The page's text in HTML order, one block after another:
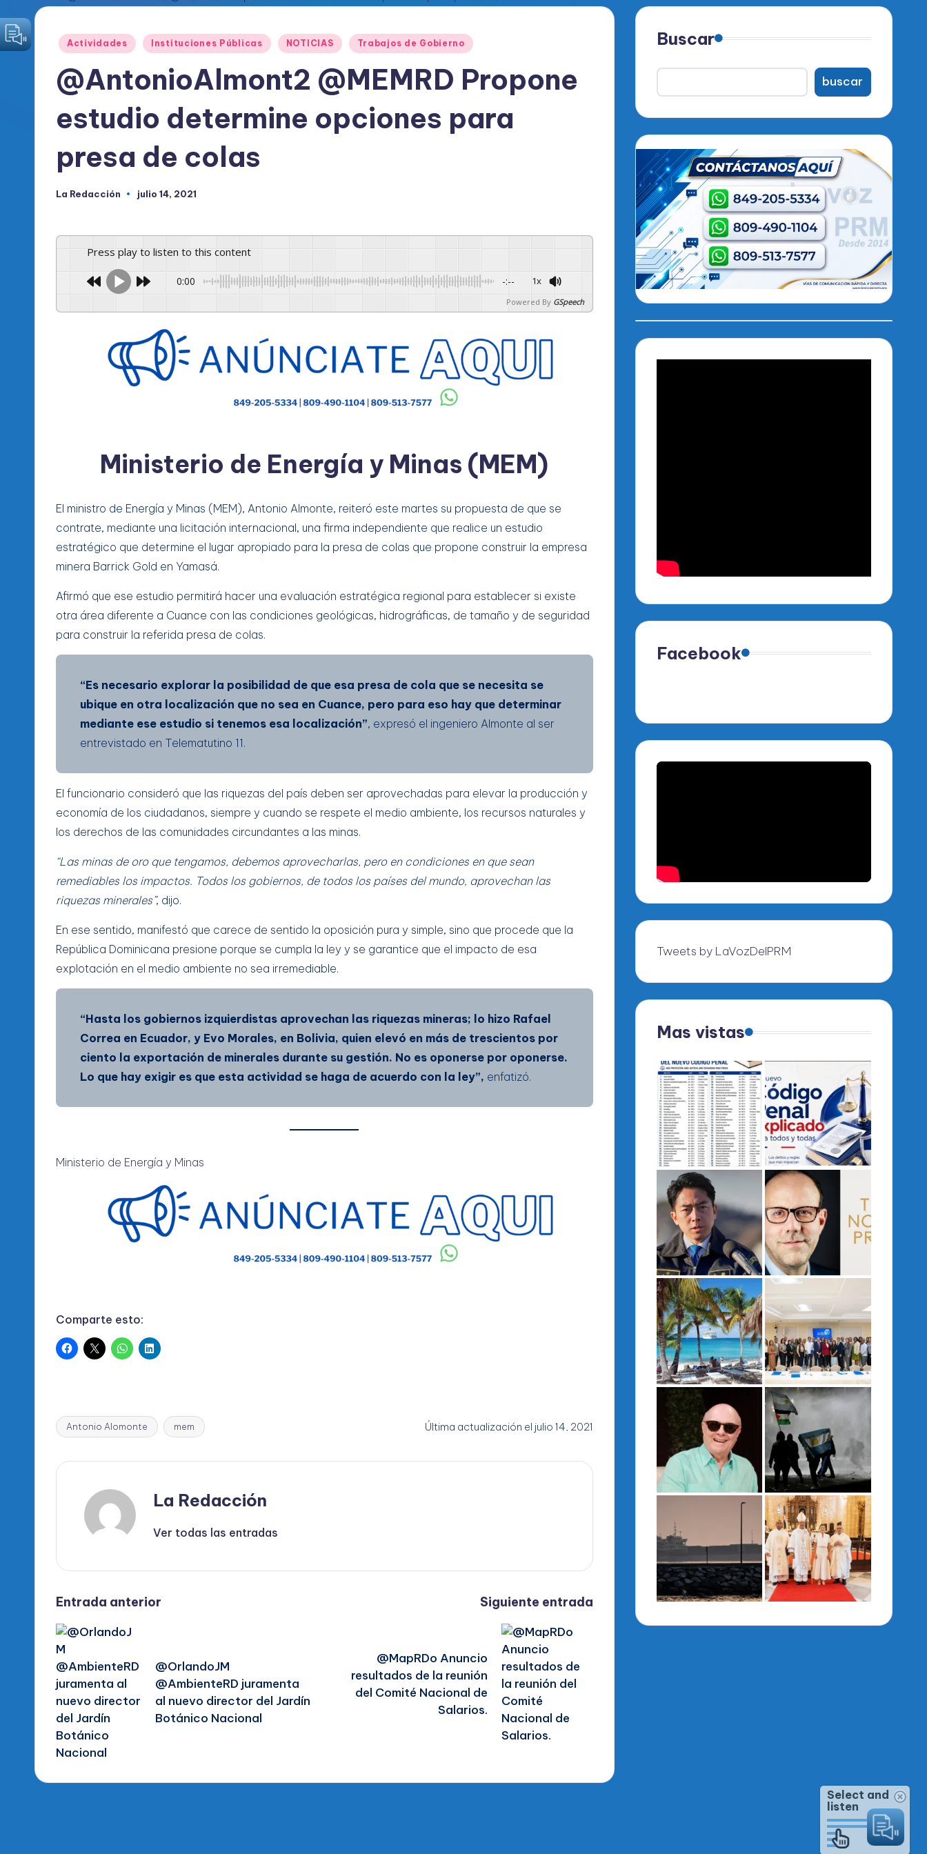
O
Publicado
Actividades Instituciones Públicas NOTICIAS Trabajos de Gobierno
@AntonioAlmont2 @MEMRD Propone
estudio determine opciones para
presa de colas
Publicado
La Redacción julio 14, 2021
Press play to listen to this content
0:00 -:-- 1x
Powered By GSpeech
Ministerio de Energía y Minas (MEM)
El ministro de Energía y Minas (MEM), Antonio Almonte, reiteró este martes su propuesta de que se
contrate, mediante una licitación internacional, una firma independiente que realice un estudio
estratégico que determine el lugar apropiado para la presa de colas que propone construir la empresa
minera Barrick Gold en Yamasá.
Afirmó que ese estudio permitirá hacer una evaluación estratégica regional para establecer si existe
otra área diferente a Cuance con las condiciones geológicas, hidrográficas, de tamaño y de seguridad
para construir la referida presa de colas.
“Es necesario explorar la posibilidad de que esa presa de cola que se necesita se
ubique en otra localización que no sea en Cuance, pero para eso hay que determinar
mediante ese estudio si tenemos esa localización”, expresó el ingeniero Almonte al ser
entrevistado en Telematutino 11.
El funcionario consideró que las riquezas del país deben ser aprovechadas para elevar la producción y
economía de los ciudadanos, siempre y cuando se respete el medio ambiente, los recursos naturales y
los derechos de las comunidades circundantes a las minas.
“Las minas de oro que tengamos, debemos aprovecharlas, pero en condiciones en que sean
remediables los impactos. Todos los gobiernos, de todos los países del mundo, aprovechan las
riquezas minerales”, dijo.
En ese sentido, manifestó que carece de sentido la oposición pura y simple, sino que procede que la
República Dominicana presione porque se cumpla la ley y se garantice que el impacto de esa
explotación en el medio ambiente no sea irremediable.
“Hasta los gobiernos izquierdistas aprovechan las riquezas mineras; lo hizo Rafael
Correa en Ecuador, y Evo Morales, en Bolivia, quien elevó en más de trescientos por
ciento la exportación de minerales durante su gestión. No es oponerse por oponerse.
Lo que hay exigir es que esta actividad se haga de acuerdo con la ley”, enfatizó.
Ministerio de Energía y Minas
Comparte esto:
Etiquetas:
Antonio Alomonte mem Última actualización el julio 14, 2021
La Redacción
Ver todas las entradas
Navegación
de
entradas
Entrada anterior
@OrlandoJM
@AmbienteRD juramenta
al nuevo director del Jardín
Botánico Nacional
Siguiente entrada
@MapRDo Anuncio
resultados de la reunión
del Comité Nacional de
Salarios.
Buscar
buscar
Facebook
Tweets by LaVozDelPRM
Mas vistas
Select and
listen